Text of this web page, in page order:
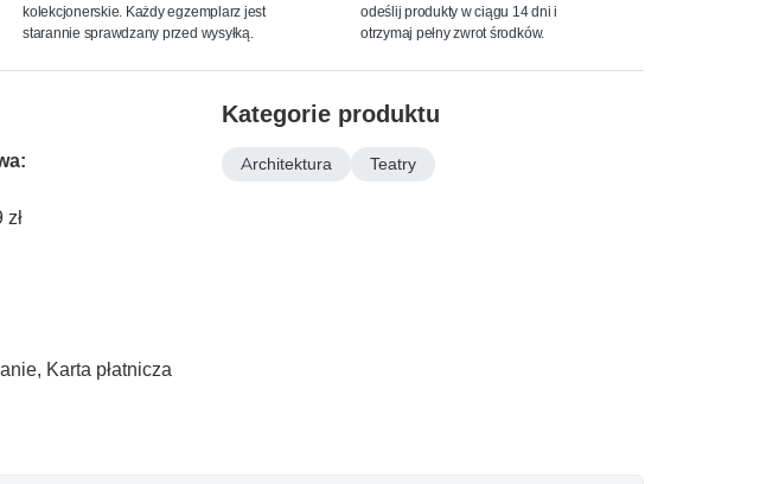
kolekcjonerskie. Każdy egzemplarz jest
starannie sprawdzany przed wysyłką.
odeślij produkty w ciągu 14 dni i
otrzymaj pełny zwrot środków.
Karta płatnicza
Kategorie produktu
Architektura Teatry